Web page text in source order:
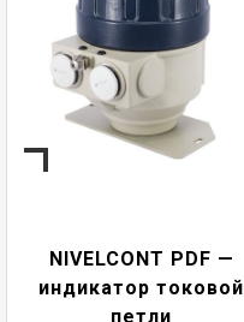
NIVELCONT PDF —
индикатор токовой
петли